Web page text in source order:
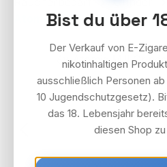
Atomic Mill Grinder 40mm
Bildergalerie überspringen
Bist du über
Der Verkauf von E-
nikotinhaltigen
ausschließlich Personen
10 Jugendschutzgesetz).
das 18. Lebensjahr
diesen Shop